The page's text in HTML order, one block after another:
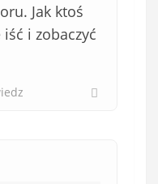
Jak ktoś
i zobaczyć